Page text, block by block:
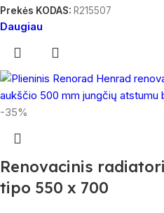
Prekės KODAS: R215507
Daugiau
-35%
Renovacinis
tipo 550 x 700